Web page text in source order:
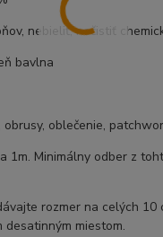
nebieliť, nečistiť
bavlna
obrusy, oblečenie,
1m. Minimálny odber z
rozmer na celých 10
desatinným miestom.